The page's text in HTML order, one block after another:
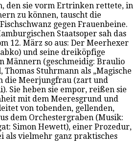
den sie vorm Ertrinken rettete, in
zu können, tauscht die
gegen Frauenbeine.
Staatsoper sah das
12. März so aus: Der Meerhexer
und seine dreiköpfige
Männern (geschmeidig: Braulio
Thomas Stuhrmann als „Magische
die Meerjungfrau (zart und
Sie heben sie empor, reißen sie
mit dem Meeresgrund und
von tobenden, gellenden,
dem Orchestergraben (Musik:
Simon Hewett), einer Prozedur,
als vielmehr ganz praktisches